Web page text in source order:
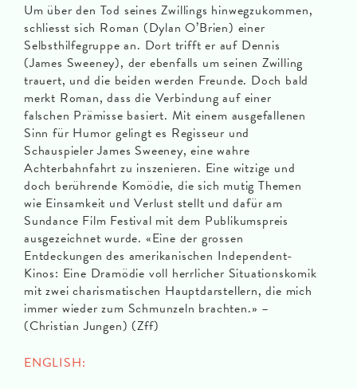
Um über den Tod seines Zwillings hinwegzukommen,
schliesst sich Roman (Dylan O’Brien) einer
Selbsthilfegruppe an. Dort trifft er auf Dennis
(James Sweeney), der ebenfalls um seinen Zwilling
trauert, und die beiden werden Freunde. Doch bald
merkt Roman, dass die Verbindung auf einer
falschen Prämisse basiert. Mit einem ausgefallenen
Sinn für Humor gelingt es Regisseur und
Schauspieler James Sweeney, eine wahre
Achterbahnfahrt zu inszenieren. Eine witzige und
doch berührende Komödie, die sich mutig Themen
wie Einsamkeit und Verlust stellt und dafür am
Sundance Film Festival mit dem Publikumspreis
ausgezeichnet wurde. «Eine der grossen
Entdeckungen des amerikanischen Independent-
Kinos: Eine Dramödie voll herrlicher Situationskomik
mit zwei charismatischen Hauptdarstellern, die mich
immer wieder zum Schmunzeln brachten.» –
(Christian Jungen) (Zff)
ENGLISH: